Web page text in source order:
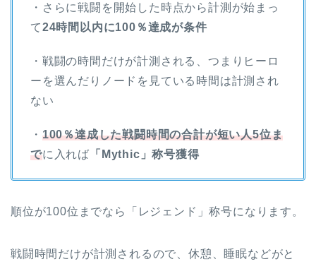
・さらに戦闘を開始した時点から計測が始まっ
て24時間以内に100％達成が条件
・戦闘の時間だけが計測される、つまりヒーロ
ーを選んだりノードを見ている時間は計測され
ない
・ 100％達成した戦闘時間の合計が短い人5位ま
でに入れば 「Mythic」称号獲得
順位が100位までなら「レジェンド」称号になります。
戦闘時間だけが計測されるので、休憩、睡眠などがと